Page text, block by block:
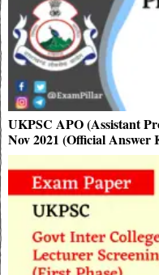
UKPSC APO (Assistant
Nov 2021 (Official Answer